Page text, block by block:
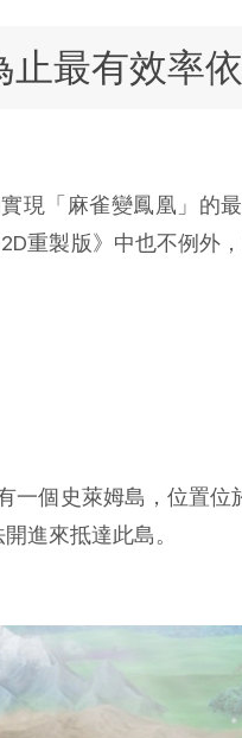
最有效率
現「麻雀變鳳凰」的
重製版》中也不例外
個史萊姆島，位置
進來抵達此島。